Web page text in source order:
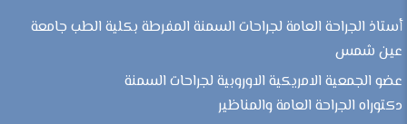
أستاذ الجراحة العامة لجراحات السمنة المفرطة بكلية الطب جامعة
عين شمس
عضو الجمعية الامريكية الاوروبية لجراحات السمنة
دكتوراه الجراحة العامة والمناظير